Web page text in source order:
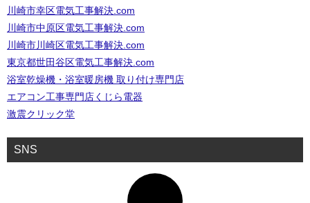
川崎市幸区電気工事解決.com
川崎市中原区電気工事解決.com
川崎市川崎区電気工事解決.com
東京都世田谷区電気工事解決.com
浴室乾燥機・浴室暖房機 取り付け専門店
エアコン工事専門店くじら電器
激震クリック堂
SNS
イ
コ